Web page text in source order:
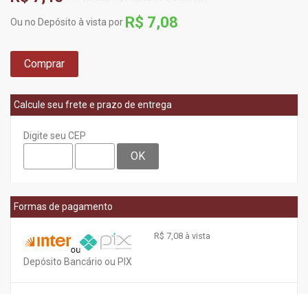
Ou no Depósito à vista por R$ 7,08
Comprar
Calcule seu frete e prazo de entrega
Digite seu CEP
OK
Formas de pagamento
Depósito Bancário ou PIX
R$ 7,08 à vista